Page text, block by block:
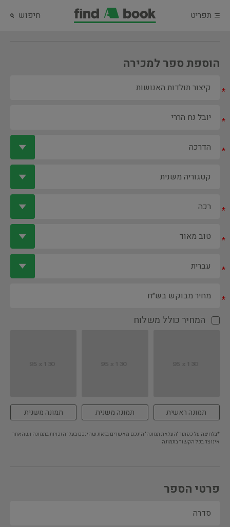
תפריט חיפוש
הוספת ספר למכירה
*
*
*
*
*
*
*
המחיר כולל משלוח
תמונה ראשית תמונה משנית תמונה משנית
*בלחיצה על כפתור 'העלאת תמונה' הינכם מאשרים בזאת שהינכם בעלי הזכויות בתמונה ושהאתר
אינו צד בכל הקשור בתמונה
פרטי הספר